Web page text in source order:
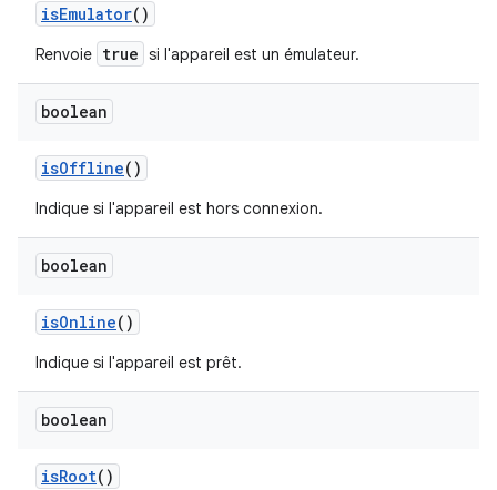
isEmulator()
Renvoie true si l'appareil est un émulateur.
boolean
isOffline()
Indique si l'appareil est hors connexion.
boolean
isOnline()
Indique si l'appareil est prêt.
boolean
isRoot()